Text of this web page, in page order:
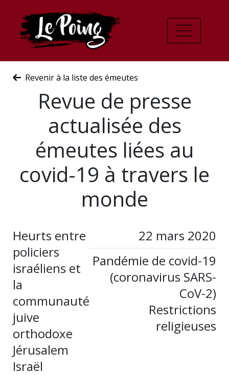
Revenir à la liste des émeutes
Revue de presse
actualisée des
émeutes liées au
covid-19 à travers le
monde
Heurts entre
policiers
israéliens et
la
communauté
juive
orthodoxe
Jérusalem
Israël
22 mars 2020
Pandémie de covid-19
(coronavirus SARS-
CoV-2)
Restrictions
religieuses